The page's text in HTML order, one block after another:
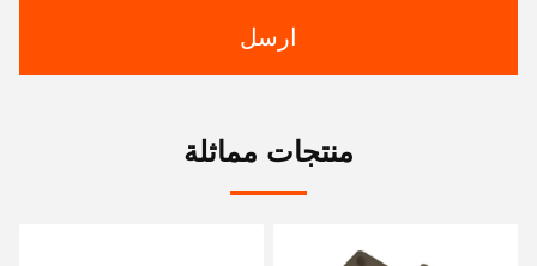
ارسل
منتجات مماثلة